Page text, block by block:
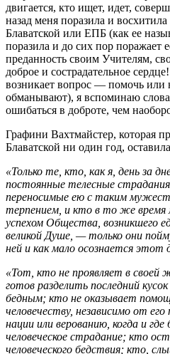
двигается, кто ищет, идет,
назад меня поразила и
Блаватской или ЕПБ (как ее
поразила и до сих пор поражает
преданность своим Учителям,
доброе и сострадательное
возникает вопрос — помочь или
обманывают), я вспоминаю
ошибаться в доброте, чем
Графини Вахтмайстер, которая
Блаватской ни один год,
«Только те, кто, как я, день за
постоянные телесные
переносимые ею с таким
терпением, и кто в то же время
успехом Общества, возникшего
великой Душе, — только они
ней и как мало осознается этот
«Тот, кто не проявляет в своей
готов разделить последний
бедным; кто не оказывает
человечеству, независимо от
нации или верованию, когда и
человеческое страдание; кто
человеческого бедствия; кто,